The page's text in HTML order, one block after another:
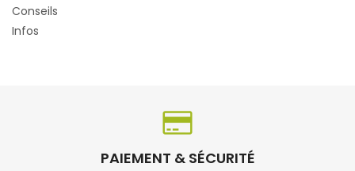
Conseils
Infos
PAIEMENT & SÉCURITÉ